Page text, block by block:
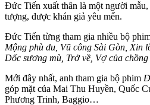
Đức Tiến xuất thân là một người mẫu,
tượng, được khán giả yêu mến.
Đức Tiến từng tham gia nhiều bộ
Mộng phù du, Vũ công Sài Gòn, Xin
Dốc sương mù, Trở về, Vợ của
Mới đây nhất, anh tham gia bộ phim
góp mặt của Mai Thu Huyền, Quốc
Phương Trinh, Baggio…